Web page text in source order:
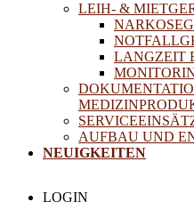
LEIH- &
LANGZEIT
AUFBAU UND
NEUIGKEITEN
LOGIN